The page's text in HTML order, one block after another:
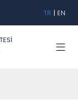
TR | EN